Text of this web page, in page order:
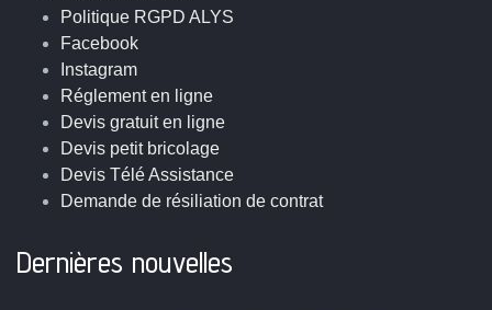
Politique RGPD ALYS
Facebook
Instagram
Réglement en ligne
Devis gratuit en ligne
Devis petit bricolage
Devis Télé Assistance
Demande de résiliation de contrat
Dernières nouvelles